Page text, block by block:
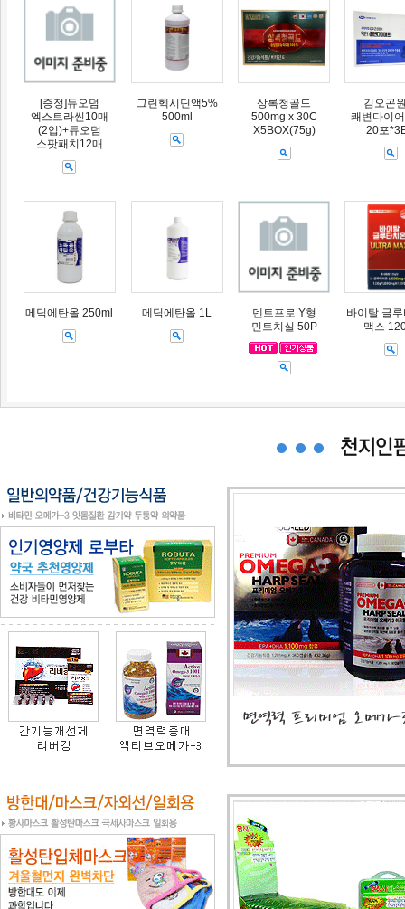
[증정]듀오덤
엑스트라씬10매
(2입)+듀오덤
스팟패치12매
그린헥시딘액5%
500ml
상록청골드
500mg x 30C
X5BOX(75g)
김오곤
쾌변다이
20포
메딕에탄올 250ml 메딕에탄올 1L
덴트프로 Y형
민트치실 50P
바이탈 글
맥스